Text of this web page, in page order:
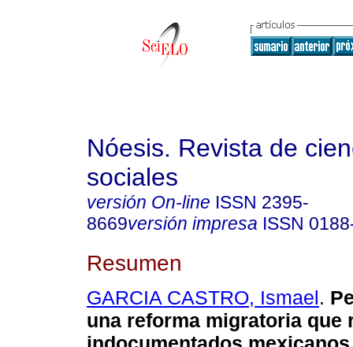
Nóesis. Revista de
sociales
versión On-line ISSN 2395-
8669versión impresa ISSN
Resumen
GARCIA CASTRO, Ismael.
una reforma migratoria que